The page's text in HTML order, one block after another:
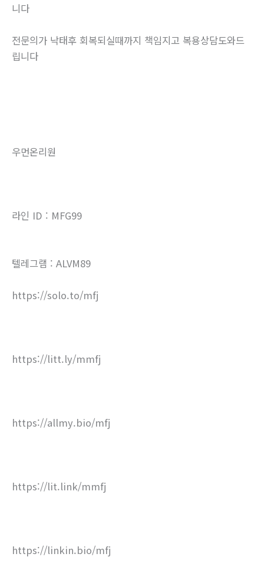
니다
전문의가 낙태후 회복되실때까지 책임지고 복용상담도와드
립니다
우먼온리원
라인 ID : MFG99
텔레그램 : ALVM89
https://solo.to/mfj
https://litt.ly/mmfj
https://allmy.bio/mfj
https://lit.link/mmfj
https://linkin.bio/mfj